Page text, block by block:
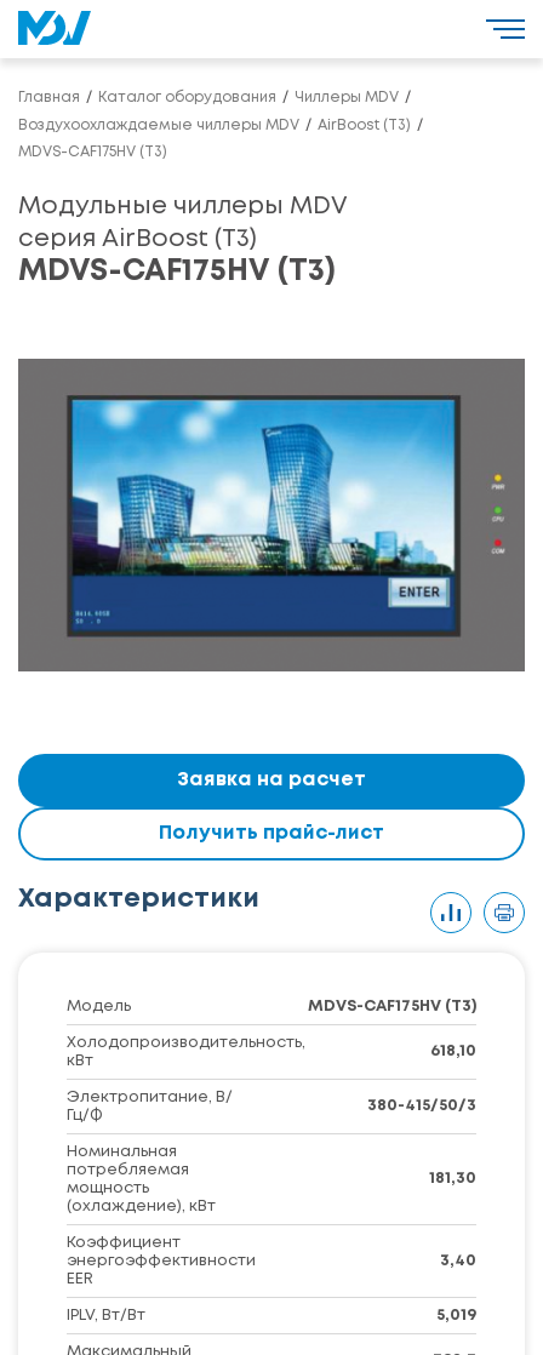
Главная Каталог оборудования Чиллеры MDV
Воздухоохлаждаемые чиллеры MDV
AirBoost (T3)
MDVS-CAF175HV (T3)
Модульные чиллеры MDV
серия AirBoost (T3)
MDVS-CAF175HV (T3)
Заявка на расчет
Получить прайс-лист
Характеристики
Модель MDVS-CAF175HV (T3)
Холодопроизводительность,
кВт
618,10
Электропитание, В/
Гц/Ф
380-415/50/3
Номинальная
потребляемая
мощность
(охлаждение), кВт
181,30
Коэффициент
энергоэффективности
EER
3,40
IPLV, Вт/Вт 5,019
Максимальный